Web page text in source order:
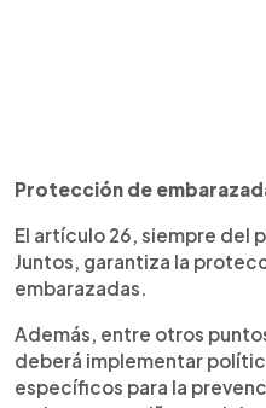
Protección de
El artículo 26, siempre del
Juntos, garantiza la
embarazadas.
Además, entre otros
deberá implementar
específicos para la